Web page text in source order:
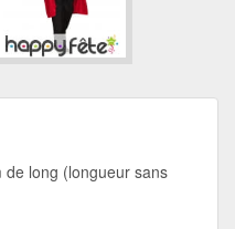
long (longueur sans